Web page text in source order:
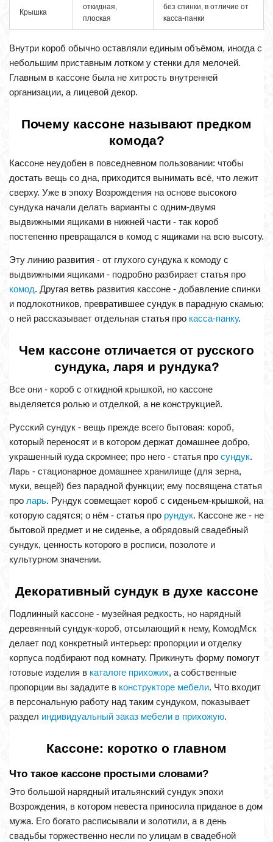
Крышка
откидная,
плоская
без спинки, в отличие от
касса-панки
Внутри короб обычно оставляли единым объёмом, иногда с
небольшим приставным лотком у стенки для мелочей.
Главным в кассоне была не хитрость внутренней
организации, а лицевой декор.
Почему кассоне называют предком
комода?
Кассоне неудобен в повседневном пользовании: чтобы
достать вещь со дна, приходится вынимать всё, что лежит
сверху. Уже в эпоху Возрождения на основе высокого
сундука начали делать варианты с одним-двумя
выдвижными ящиками в нижней части - так короб
постепенно превращался в комод с ящиками на всю высоту.
Эту линию развития - от глухого сундука к комоду с
выдвижными ящиками - подробно разбирает статья про
комод. Другая ветвь развития кассоне - добавление спинки
и подлокотников, превратившее сундук в парадную скамью;
о ней рассказывает отдельная статья про касса-панку.
Чем кассоне отличается от русского
сундука, ларя и рундука?
Все они - короб с откидной крышкой, но кассоне
выделяется ролью и отделкой, а не конструкцией.
Русский сундук - вещь прежде всего бытовая: короб,
который переносят и в котором держат домашнее добро,
украшенный куда скромнее; про него - статья про сундук.
Ларь - стационарное домашнее хранилище (для зерна,
муки, вещей) без парадной функции; ему посвящена статья
про ларь. Рундук совмещает короб с сиденьем-крышкой, на
которую садятся; о нём - статья про рундук. Кассоне же - не
бытовой предмет и не сиденье, а обрядовый свадебный
сундук, ценность которого в росписи, позолоте и
культурном значении.
Декоративный сундук в духе кассоне
Подлинный кассоне - музейная редкость, но нарядный
деревянный сундук-короб, отсылающий к нему, КомодМск
делает под конкретный интерьер: пропорции и отделку
корпуса подбирают под комнату. Прикинуть форму помогут
готовые изделия в каталоге прихожих, а собственные
пропорции вы зададите в конструкторе мебели. Что входит
в персональную работу над таким сундуком, показывает
раздел индивидуальный заказ мебели в прихожую.
Кассоне: коротко о главном
Что такое кассоне простыми словами?
Это большой нарядный итальянский сундук эпохи
Возрождения, в котором невеста приносила приданое в дом
мужа. Его богато расписывали и золотили, а в день
свадьбы торжественно несли по улицам в свадебной